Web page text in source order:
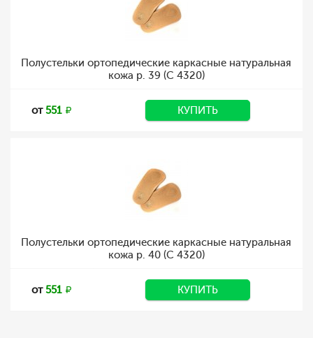
Полустельки ортопедические каркасные натуральная
кожа р. 39 (C 4320)
от551 КУПИТЬ
Полустельки ортопедические каркасные натуральная
кожа р. 40 (C 4320)
от551 КУПИТЬ